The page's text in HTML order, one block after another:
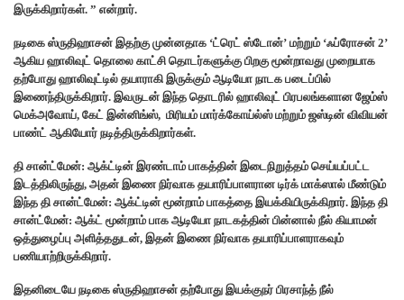
இருக்கிறார்கள். ” என்றார்.
நடிகை ஸ்ருதிஹாசன் இதற்கு முன்னதாக ‘ட்ரெட் ஸ்டோன்’ மற்றும் ‘ஃப்ரோசன் 2’
ஆகிய ஹாலிவுட் தொலை காட்சி தொடர்களுக்கு பிறகு மூன்றாவது முறையாக
தற்போது ஹாலிவுட்டில் தயாராகி இருக்கும் ஆடியோ நாடக படைப்பில்
இணைந்திருக்கிறார். இவருடன் இந்த தொடரில் ஹாலிவுட் பிரபலங்களான ஜேம்ஸ்
மெக்அவோய், கேட் இன்னிங்ஸ், மிரியம் மார்க்கோய்ல்ஸ் மற்றும் ஜஸ்டின் விவியன்
பாண்ட் ஆகியோர் நடித்திருக்கிறார்கள்.
தி சான்ட்மேன்: ஆக்ட்டின் இரண்டாம் பாகத்தின் இடைநிறுத்தம் செய்யப்பட்ட
இடத்திலிருந்து, அதன் இணை நிர்வாக தயாரிப்பாளரான டிர்க் மாக்ஸால் மீண்டும்
இந்த தி சான்ட்மேன்: ஆக்ட்டின் மூன்றாம் பாகத்தை இயக்கியிருக்கிறார். இந்த தி
சான்ட்மேன்: ஆக்ட் மூன்றாம் பாக ஆடியோ நாடகத்தின் பின்னால் நீல் கியாமன்
ஒத்துழைப்பு அளித்ததுடன், இதன் இணை நிர்வாக தயாரிப்பாளராகவும்
பணியாற்றிருக்கிறார்.
இதனிடையே நடிகை ஸ்ருதிஹாசன் தற்போது இயக்குநர் பிரசாந்த் நீல்